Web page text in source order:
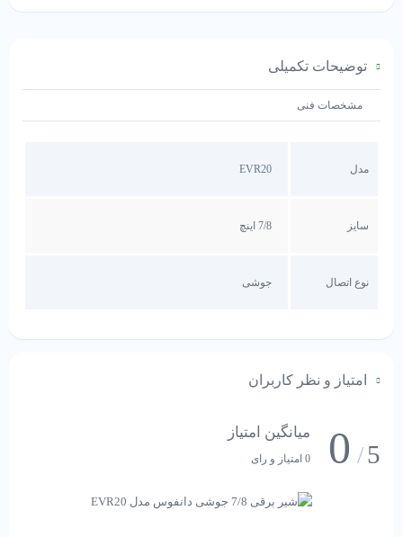
توضیحات تکمیلی
مشخصات فنی
مدل EVR20
سایز 7/8 اینچ
نوع اتصال جوشی
امتیاز و نظر کاربران
5
/
0 میانگین امتیاز
0 امتیاز و رای